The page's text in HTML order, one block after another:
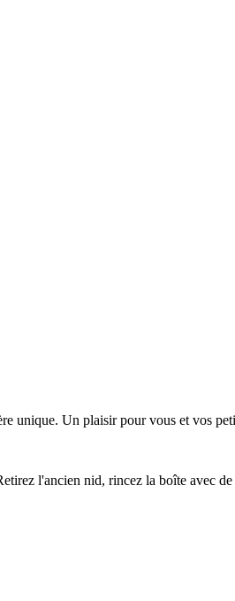
unique. Un plaisir pour vous et vos
l'ancien nid, rincez la boîte avec